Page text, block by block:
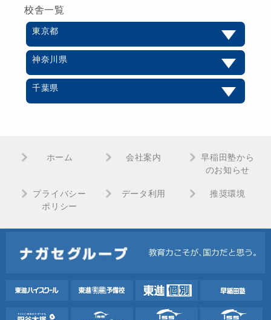
校舎一覧
東京都
神奈川県
千葉県
ホーム 会社案内
早稲田塾から
のお知らせ
プライバシー
ポリシー
データ利用 推奨環境